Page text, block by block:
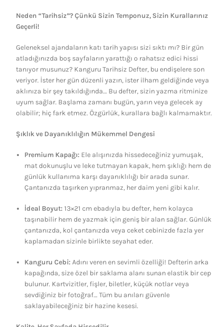
Neden “Tarihsiz”? Çünkü Sizin Temponuz, Sizin Kurallarınız
Geçerli!
Geleneksel ajandaların katı tarih yapısı sizi sıktı mı? Bir gün
atladığınızda boş sayfaların yarattığı o rahatsız edici hissi
tanıyor musunuz? Kanguru Tarihsiz Defter, bu endişelere son
veriyor. İster her gün düzenli yazın, ister ilham geldiğinde veya
aklınıza bir şey takıldığında… Bu defter, sizin yazma ritminize
uyum sağlar. Başlama zamanı bugün, yarın veya gelecek ay
olabilir; hiç fark etmez. Özgürlük, kurallara bağlı kalmamaktır.
Şıklık ve Dayanıklılığın Mükemmel Dengesi
Premium Kapağı: Ele alışınızda hissedeceğiniz yumuşak,
mat dokunuşlu ve leke tutmayan kapak, hem şıklığı hem de
günlük kullanıma karşı dayanıklılığı bir arada sunar.
Çantanızda taşırken yıpranmaz, her daim yeni gibi kalır.
İdeal Boyut: 13×21 cm ebadıyla bu defter, hem kolayca
taşınabilir hem de yazmak için geniş bir alan sağlar. Günlük
çantanızda, kol çantanızda veya ceket cebinizde fazla yer
kaplamadan sizinle birlikte seyahat eder.
Kanguru Cebi: Adını veren en sevimli özelliği! Defterin arka
kapağında, size özel bir saklama alanı sunan elastik bir cep
bulunur. Kartvizitler, fişler, biletler, küçük notlar veya
sevdiğiniz bir fotoğraf… Tüm bu anıları güvenle
saklayabileceğiniz bir hazine kesesi.